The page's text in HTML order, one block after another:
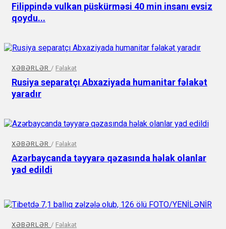
Filippində vulkan püskürməsi 40 min insanı evsiz
qoydu...
XƏBƏRLƏR / Fəlakət
Rusiya separatçı Abxaziyada humanitar fəlakət
yaradır
XƏBƏRLƏR / Fəlakət
Azərbaycanda təyyarə qəzasında həlak olanlar
yad edildi
XƏBƏRLƏR / Fəlakət